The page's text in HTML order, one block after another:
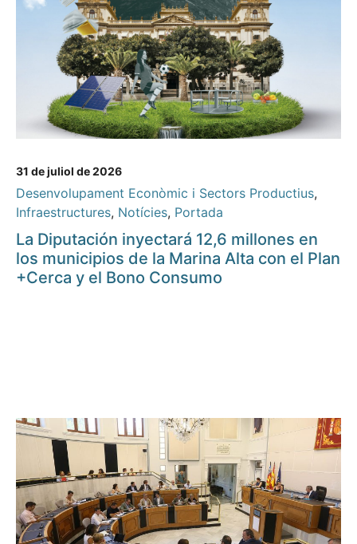
31 de juliol de 2026
Desenvolupament Econòmic i Sectors Productius,
Infraestructures, Notícies, Portada
La Diputación inyectará 12,6 millones en
los municipios de la Marina Alta con el Plan
+Cerca y el Bono Consumo